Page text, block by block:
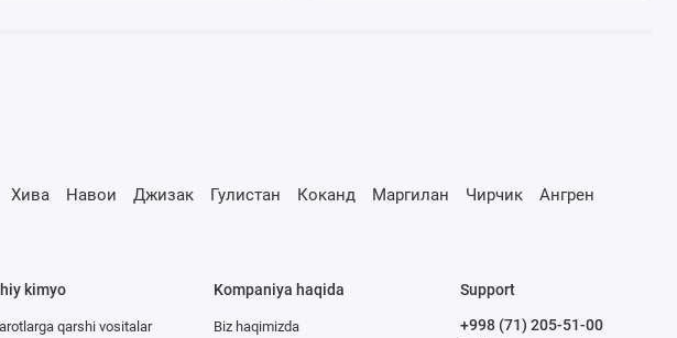
Хива Навои Джизак Гулистан Коканд Маргилан Чирчик
Ангрен
kimyo
qarshi vositalar
Kompaniya haqida
Biz haqimizda
Support
+998 (71) 205-51-00